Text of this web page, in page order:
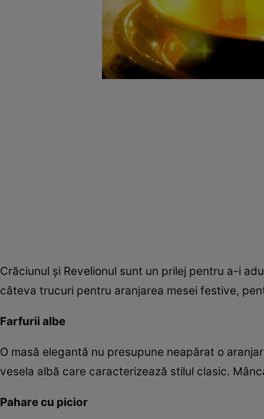
Crăciunul şi Revelionul sunt un prilej pentru a-i
câteva trucuri pentru aranjarea mesei festive,
Farfurii albe
O masă elegantă nu presupune neapărat o
vesela albă care caracterizează stilul clasic.
Pahare cu picior